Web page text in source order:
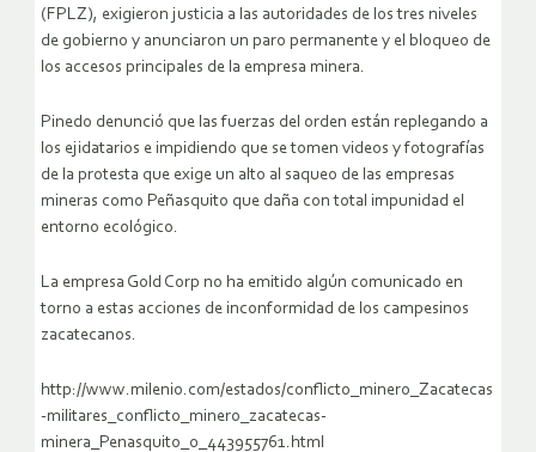
(FPLZ), exigieron justicia a las autoridades de los tres niveles
de gobierno y anunciaron un paro permanente y el bloqueo de
los accesos principales de la empresa minera.
Pinedo denunció que las fuerzas del orden están replegando a
los ejidatarios e impidiendo que se tomen videos y fotografías
de la protesta que exige un alto al saqueo de las empresas
mineras como Peñasquito que daña con total impunidad el
entorno ecológico.
La empresa Gold Corp no ha emitido algún comunicado en
torno a estas acciones de inconformidad de los campesinos
zacatecanos.
http://www.milenio.com/estados/conflicto_minero_Zacatecas
-militares_conflicto_minero_zacatecas-
minera_Penasquito_0_443955761.html